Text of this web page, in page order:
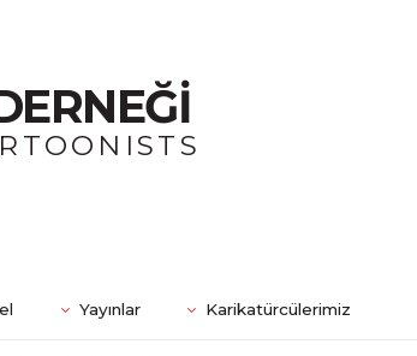
Yayınlar Karikatürcülerimiz